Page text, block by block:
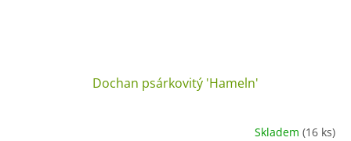
Dochan psárkovitý 'Hameln'
Skladem (16 ks)